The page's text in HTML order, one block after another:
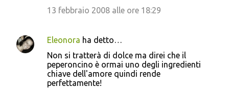
13 febbraio 2008 alle ore 18:29
Eleonora ha detto…
Non si tratterà di dolce ma direi che il
peperoncino è ormai uno degli ingredienti
chiave dell'amore quindi rende
perfettamente!